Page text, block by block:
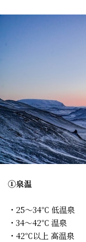
①泉温
・25～34℃ 低温泉
・34～42℃ 温泉
・42℃以上 高温泉